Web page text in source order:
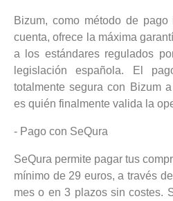
Bizum, como método de
cuenta, ofrece la máxima
a los estándares regulados
legislación española. El
totalmente segura con Bizum
es quién finalmente valida la
- Pago con SeQura
SeQura permite pagar tus
mínimo de 29 euros, a través
mes o en 3 plazos sin costes.